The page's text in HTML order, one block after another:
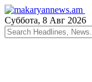
Суббота, 8 Авг 2026